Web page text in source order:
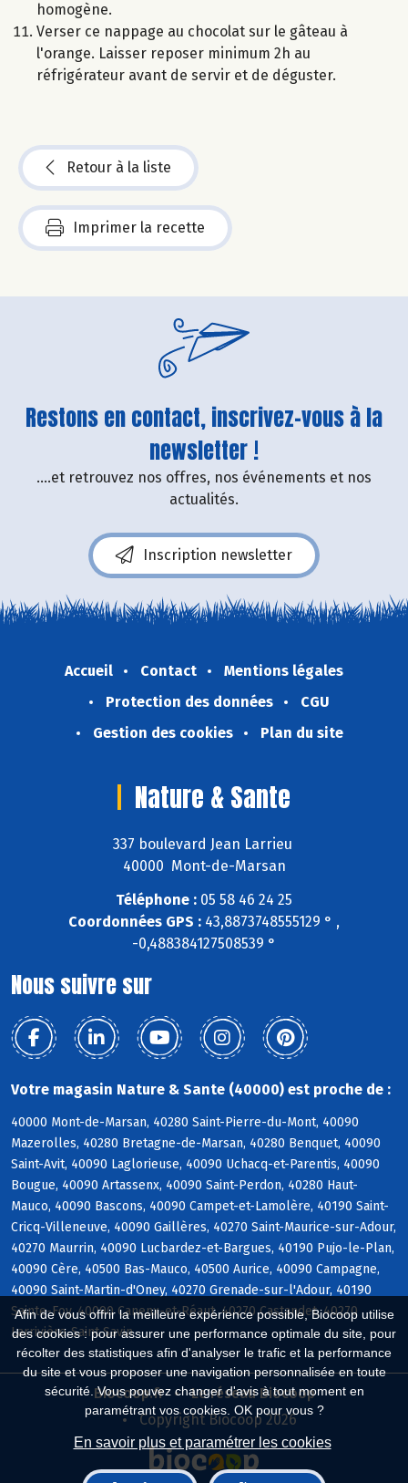
Afin de vous offrir la meilleure expérience possible, Biocoop utilise
des cookies : pour assurer une performance optimale du site, pour
récolter des statistiques afin d'analyser le trafic et la performance
du site et vous proposer une navigation personnalisée en toute
sécurité. Vous pouvez changer d'avis à tout moment en
paramétrant vos cookies. OK pour vous ?
En savoir plus et paramétrer les cookies
homogène.
Verser ce nappage au chocolat sur le gâteau à
l'orange. Laisser reposer minimum 2h au
réfrigérateur avant de servir et de déguster.
Retour à la liste
Imprimer la recette
Restons en contact, inscrivez-vous à la
newsletter !
....et retrouvez nos offres, nos événements et nos
actualités.
Inscription newsletter
Accueil Contact
Mentions légales
Protection des données
CGU
Gestion des cookies
Plan du site
Nature & Sante
337 boulevard Jean Larrieu
40000 Mont-de-Marsan
Téléphone : 05 58 46 24 25
Coordonnées GPS : 43,8873748555129 ° ,
-0,488384127508539 °
Nous suivre sur
Votre magasin Nature & Sante (40000) est proche de :
40000 Mont-de-Marsan, 40280 Saint-Pierre-du-Mont, 40090
Mazerolles, 40280 Bretagne-de-Marsan, 40280 Benquet, 40090
Saint-Avit, 40090 Laglorieuse, 40090 Uchacq-et-Parentis, 40090
Bougue, 40090 Artassenx, 40090 Saint-Perdon, 40280 Haut-
Mauco, 40090 Bascons, 40090 Campet-et-Lamolère, 40190 Saint-
Cricq-Villeneuve, 40090 Gaillères, 40270 Saint-Maurice-sur-Adour,
40270 Maurrin, 40090 Lucbardez-et-Bargues, 40190 Pujo-le-Plan,
40090 Cère, 40500 Bas-Mauco, 40500 Aurice, 40090 Campagne,
40090 Saint-Martin-d'Oney, 40270 Grenade-sur-l'Adour, 40190
Sainte-Foy, 40090 Canenx-et-Réaut, 40270 Castandet, 40270
Larrivière-Saint-Savin
Biocoop.fr
Le réseau Biocoop
Copyright Biocoop 2026